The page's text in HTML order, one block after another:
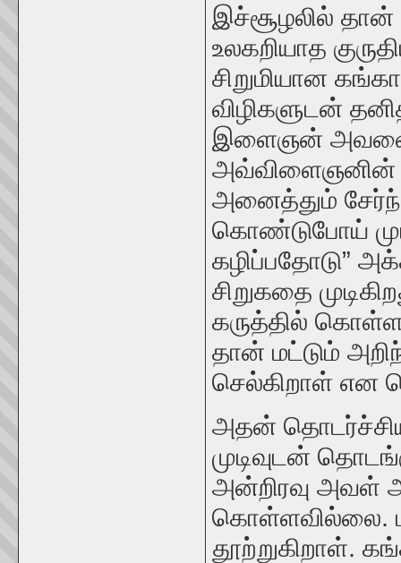
இச்சூழலில் தான்
உலகறியாத
சிறுமியான
விழிகளுடன்
இளைஞன் அவளை
அவ்விளைஞனின்
அனைத்தும்
கொண்டுபோய்
கழிப்பதோடு”
சிறுகதை
கருத்தில்
தான் மட்டும்
செல்கிறாள் என
அதன்
முடிவுடன்
அன்றிரவு அவள்
கொள்ளவில்லை.
தூற்றுகிறாள்.